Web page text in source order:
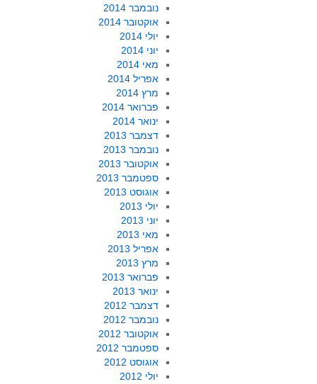
נובמבר 2014
אוקטובר 2014
יולי 2014
יוני 2014
מאי 2014
אפריל 2014
מרץ 2014
פברואר 2014
ינואר 2014
דצמבר 2013
נובמבר 2013
אוקטובר 2013
ספטמבר 2013
אוגוסט 2013
יולי 2013
יוני 2013
מאי 2013
אפריל 2013
מרץ 2013
פברואר 2013
ינואר 2013
דצמבר 2012
נובמבר 2012
אוקטובר 2012
ספטמבר 2012
אוגוסט 2012
יולי 2012